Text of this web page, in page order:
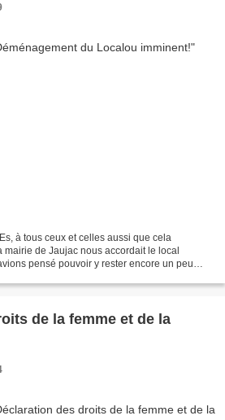
à tous ceux et celles aussi que cela
mairie de Jaujac nous accordait le local
pensé pouvoir y rester encore un peu
de la femme et de la